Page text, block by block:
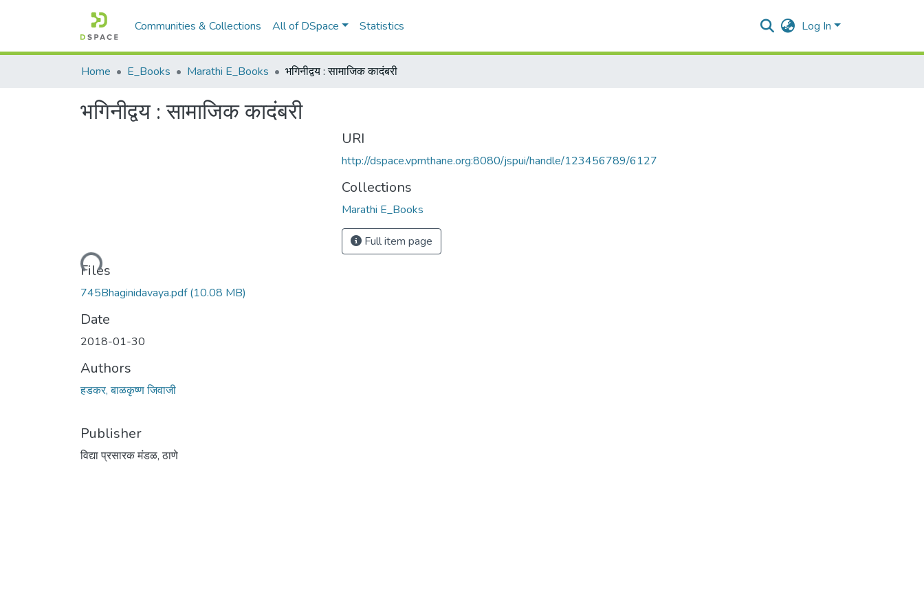
Communities & Collections All of DSpace Statistics Log In
Home E_Books Marathi E_Books भगिनीद्वय : सामाजिक कादंबरी
भगिनीद्वय : सामाजिक कादंबरी
Loading...
Files
745Bhaginidavaya.pdf(10.08 MB)
Date
2018-01-30
Authors
हडकर, बाळकृष्ण जिवाजी
Publisher
विद्या प्रसारक मंडळ, ठाणे
URI
http://dspace.vpmthane.org:8080/jspui/handle/123456789/6127
Collections
Marathi E_Books
Full item page